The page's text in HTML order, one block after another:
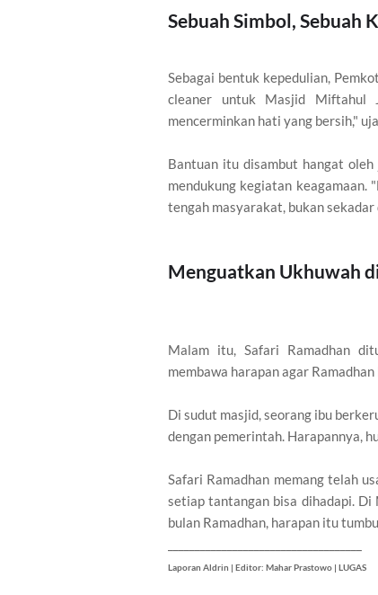
Sebuah Simbol, Sebuah
Sebagai bentuk kepedulian,
cleaner untuk Masjid Miftahul
mencerminkan hati yang bersih,"
Bantuan itu disambut hangat
mendukung kegiatan
tengah masyarakat, bukan
Menguatkan Ukhuwah
Malam itu, Safari Ramadhan
membawa harapan agar
Di sudut masjid, seorang ibu
dengan pemerintah. Harapannya,
Safari Ramadhan memang telah
setiap tantangan bisa dihadapi.
bulan Ramadhan, harapan itu
Laporan Aldrin | Editor: Mahar Prastowo | LUGAS